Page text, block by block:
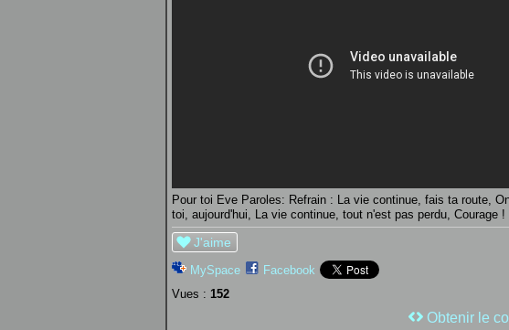
Pour toi Eve Paroles: Refrain : La vie continue, fais ta route,
toi, aujourd'hui, La vie continue, tout n'est pas perdu, Courage !
J'aime
MySpace
Facebook
Vues : 152
Obtenir le